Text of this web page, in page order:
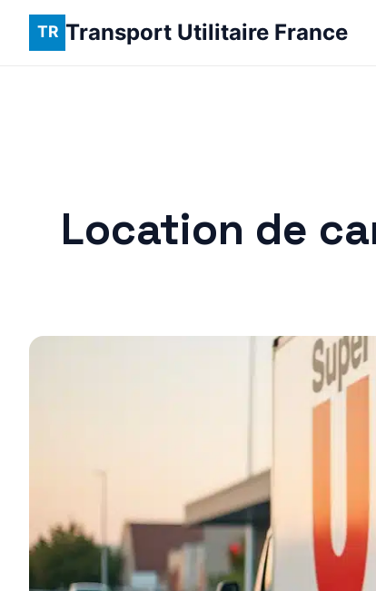
Transport Utilitaire France
Location de